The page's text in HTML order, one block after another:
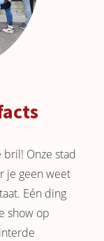
Onze stad
je geen weet
Eén ding
show op